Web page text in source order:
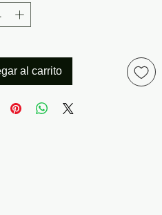
al carrito